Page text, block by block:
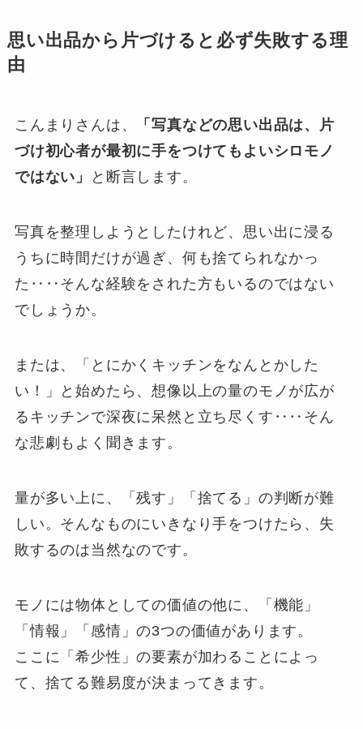
思い出品から片づけると必ず失敗する理
由
こんまりさんは、
「写真などの思い出品は、片
づけ初心者が最初に手をつけてもよいシロモノ
ではない」
と断言します。
写真を整理しようとしたけれど、思い出に浸る
うちに時間だけが過ぎ、何も捨てられなかっ
た‥‥そんな経験をされた方もいるのではない
でしょうか。
または、「とにかくキッチンをなんとかした
い！」と始めたら、想像以上の量のモノが広が
るキッチンで深夜に呆然と立ち尽くす‥‥そん
な悲劇もよく聞きます。
量が多い上に、「残す」「捨てる」の判断が難
しい。そんなものにいきなり手をつけたら、失
敗するのは当然なのです。
モノには物体としての価値の他に、「機能」
「情報」「感情」の3つの価値があります。
ここに「希少性」の要素が加わることによっ
て、捨てる難易度が決まってきます。